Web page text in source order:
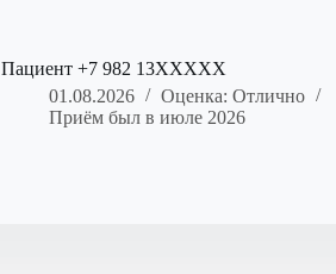
Пациент +7 982 13XXXXX
01.08.2026
Оценка: Отлично
Приём был в июле 2026